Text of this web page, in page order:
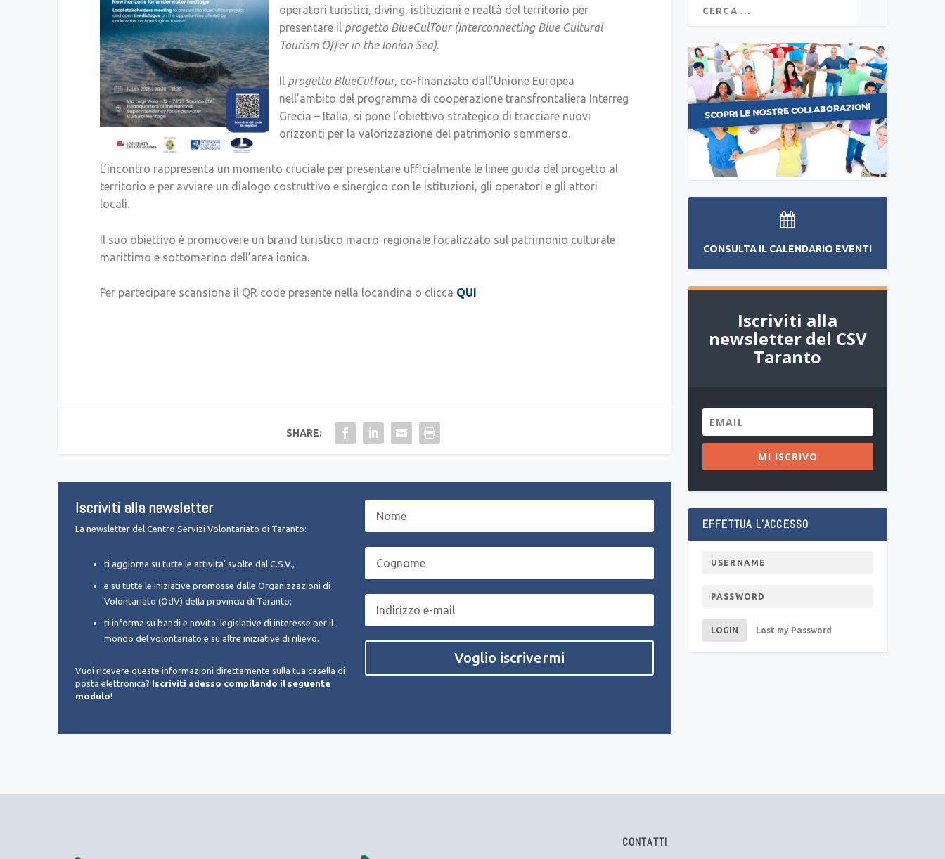
operatori turistici, diving, istituzioni e realtà del territorio per
presentare il progetto BlueCulTour (Interconnecting Blue Cultural
Tourism Offer in the Ionian Sea).
Il progetto BlueCulTour, co-finanziato dall’Unione Europea
nell’ambito del programma di cooperazione transfrontaliera Interreg
Grecia – Italia, si pone l’obiettivo strategico di tracciare nuovi
orizzonti per la valorizzazione del patrimonio sommerso.
L’incontro rappresenta un momento cruciale per presentare ufficialmente le linee guida del progetto al
territorio e per avviare un dialogo costruttivo e sinergico con le istituzioni, gli operatori e gli attori
locali.
Il suo obiettivo è promuovere un brand turistico macro-regionale focalizzato sul patrimonio culturale
marittimo e sottomarino dell’area ionica.
Per partecipare scansiona il QR code presente nella locandina o clicca QUI
SHARE:
Iscriviti alla newsletter
La newsletter del Centro Servizi Volontariato di Taranto:
ti aggiorna su tutte le attivita’ svolte dal C.S.V.,
e su tutte le iniziative promosse dalle Organizzazioni di
Volontariato (OdV) della provincia di Taranto;
ti informa su bandi e novita’ legislative di interesse per il
mondo del volontariato e su altre iniziative di rilievo.
Vuoi ricevere queste informazioni direttamente sulla tua casella di
posta elettronica? Iscriviti adesso compilando il seguente
modulo!
Voglio iscrivermi
CONSULTA IL CALENDARIO EVENTI
Iscriviti alla
newsletter del CSV
Taranto
MI ISCRIVO
EFFETTUA L’ACCESSO
LOGIN Lost my Password
CONTATTI